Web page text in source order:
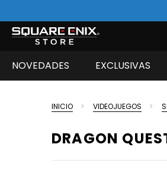
NOVEDADES EXCLUSIVAS
INICIO VIDEOJUEGOS
DRAGON